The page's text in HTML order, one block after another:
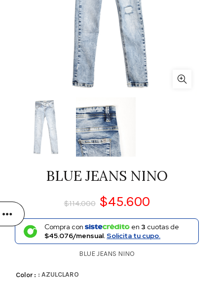
BLUE JEANS NINO
$114.000 $45.600
Compra con en 3 cuotas de
$45.076/mensual.Solicita tu cupo.
BLUE JEANS NINO
Color : AZULCLARO